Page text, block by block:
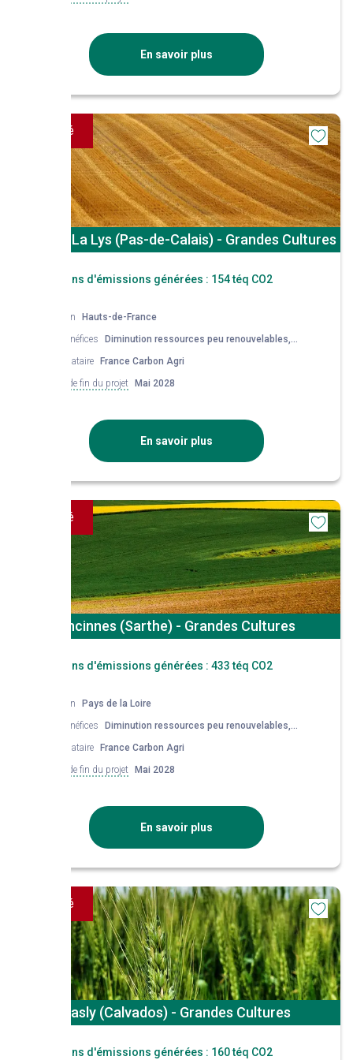
En savoir plus
Financé
Aire Sur La Lys (Pas-de-Calais) - Grandes Cultures
Réductions d'émissions générées : 154 téq CO2
Région
Hauts-de-France
Co-bénéfices
Diminution ressources peu renouvelables,
Mandataire
France Carbon Agri
Date de fin du projet
Mai 2028
En savoir plus
Financé
Ancinnes (Sarthe) - Grandes Cultures
Réductions d'émissions générées : 433 téq CO2
Région
Pays de la Loire
Co-bénéfices
Diminution ressources peu renouvelables,
Mandataire
France Carbon Agri
Date de fin du projet
Mai 2028
En savoir plus
Financé
Basly (Calvados) - Grandes Cultures
Réductions d'émissions générées : 160 téq CO2